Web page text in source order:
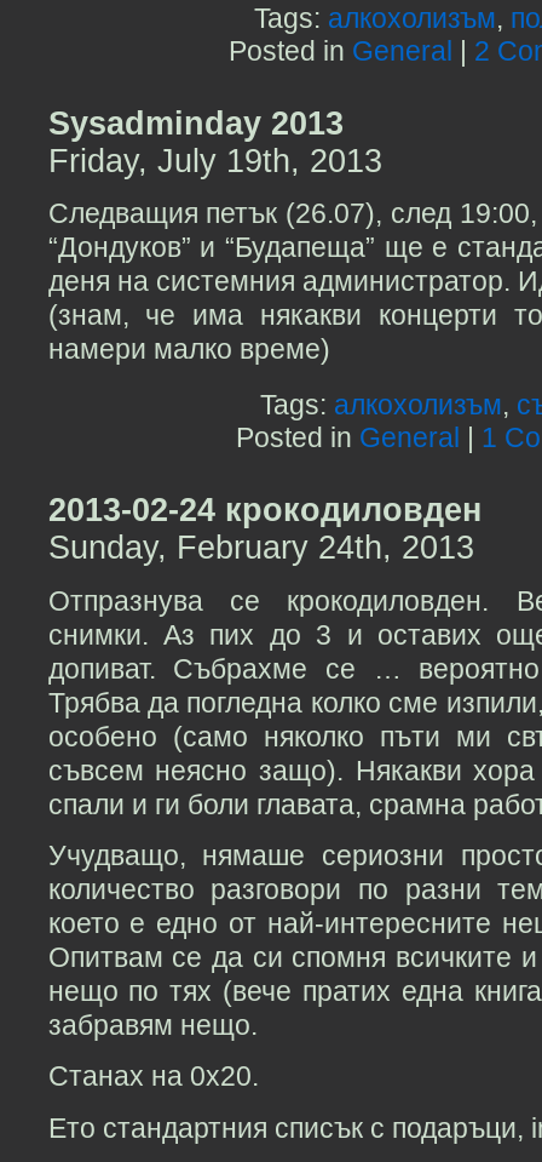
Tags: алкохолизъм,
Posted in General | 2
Sysadminday 2013
Friday, July 19th, 2013
Следващия петък (26.07), след
“Дондуков” и “Будапеща” ще е
деня на системния администратор.
(знам, че има някакви концерти
намери малко време)
Tags: алкохолизъм,
Posted in General 1
2013-02-24 крокодиловден
Sunday, February 24th, 2013
Отпразнува се крокодиловден.
снимки. Аз пих до 3 и оставих
допиват. Събрахме се …
Трябва да погледна колко сме
особено (само няколко пъти ми
съвсем неясно защо). Някакви
спали и ги боли главата, срамна
Учудващо, нямаше сериозни
количество разговори по разни
което е едно от най-интересните
Опитвам се да си спомня всичките
нещо по тях (вече пратих една
забравям нещо.
Станах на 0x20.
Ето стандартния списък с подаръци,